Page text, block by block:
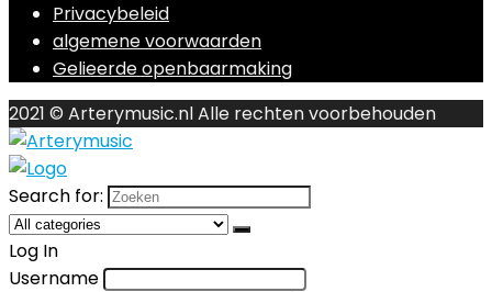
Privacybeleid
algemene voorwaarden
Gelieerde openbaarmaking
2021 © Arterymusic.nl Alle rechten voorbehouden
Search for:
Log In
Username